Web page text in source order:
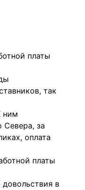
платы
так
ним
Севера, за
оплата
платы
в